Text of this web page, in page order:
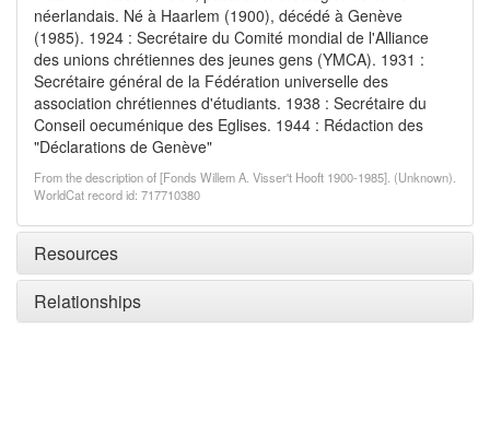
néerlandais. Né à Haarlem (1900), décédé à Genève
(1985). 1924 : Secrétaire du Comité mondial de l'Alliance
des unions chrétiennes des jeunes gens (YMCA). 1931 :
Secrétaire général de la Fédération universelle des
association chrétiennes d'étudiants. 1938 : Secrétaire du
Conseil oecuménique des Eglises. 1944 : Rédaction des
"Déclarations de Genève"
From the description of [Fonds Willem A. Visser't Hooft 1900-1985]. (Unknown).
WorldCat record id: 717710380
Resources
Relationships